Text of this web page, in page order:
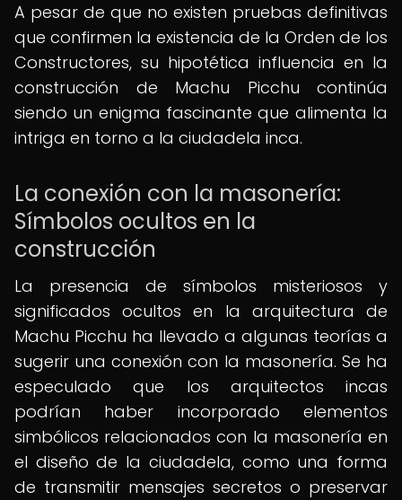
A pesar de que no existen pruebas definitivas
que confirmen la existencia de la Orden de los
Constructores, su hipotética influencia en la
construcción de Machu Picchu continúa
siendo un enigma fascinante que alimenta la
intriga en torno a la ciudadela inca.
La conexión con la masonería:
Símbolos ocultos en la
construcción
La presencia de símbolos misteriosos y
significados ocultos en la arquitectura de
Machu Picchu ha llevado a algunas teorías a
sugerir una conexión con la masonería. Se ha
especulado que los arquitectos incas
podrían haber incorporado elementos
simbólicos relacionados con la masonería en
el diseño de la ciudadela, como una forma
de transmitir mensajes secretos o preservar